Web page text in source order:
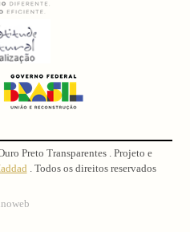
Preto Transparentes . Projeto e
. Todos os direitos reservados